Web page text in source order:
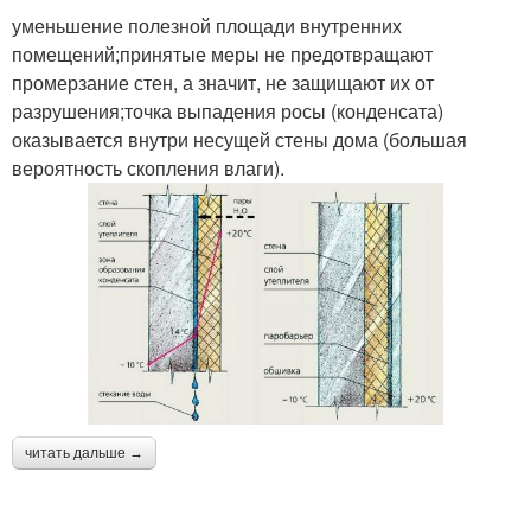
уменьшение полезной площади внутренних
помещений;принятые меры не предотвращают
промерзание стен, а значит, не защищают их от
разрушения;точка выпадения росы (конденсата)
оказывается внутри несущей стены дома (большая
вероятность скопления влаги).
читать дальше →